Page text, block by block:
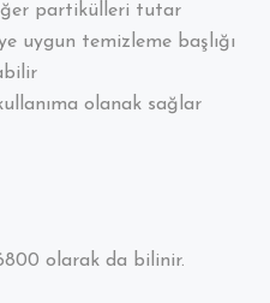
partikülleri tutar
uygun temizleme başlığı
olanak sağlar
olarak da bilinir.